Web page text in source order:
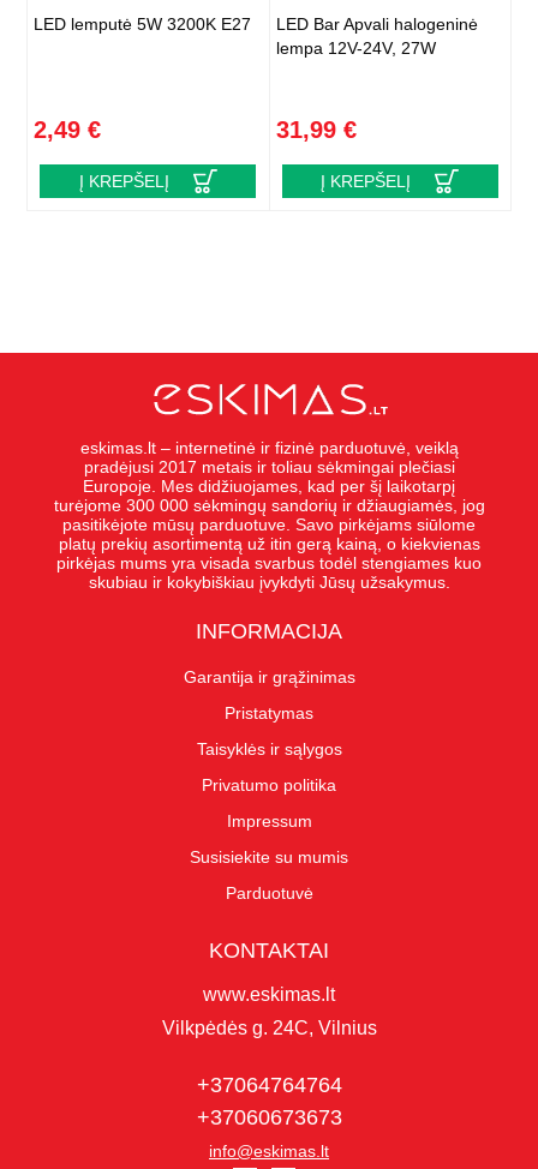
LED lemputė 5W 3200K E27
2,49 €
Į KREPŠELĮ
LED Bar Apvali halogeninė
lempa 12V-24V, 27W
31,99 €
Į KREPŠELĮ
eskimas.lt – internetinė ir fizinė parduotuvė, veiklą
pradėjusi 2017 metais ir toliau sėkmingai plečiasi
Europoje. Mes didžiuojames, kad per šį laikotarpį
turėjome 300 000 sėkmingų sandorių ir džiaugiamės, jog
pasitikėjote mūsų parduotuve. Savo pirkėjams siūlome
platų prekių asortimentą už itin gerą kainą, o kiekvienas
pirkėjas mums yra visada svarbus todėl stengiames kuo
skubiau ir kokybiškiau įvykdyti Jūsų užsakymus.
INFORMACIJA
Garantija ir grąžinimas
Pristatymas
Taisyklės ir sąlygos
Privatumo politika
Impressum
Susisiekite su mumis
Parduotuvė
KONTAKTAI
www.eskimas.lt
Vilkpėdės g. 24C, Vilnius
+37064764764
+37060673673
info@eskimas.lt